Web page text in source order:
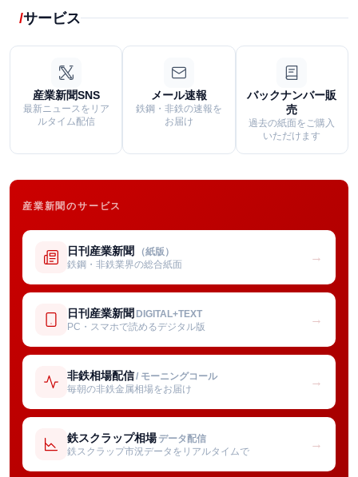
サービス
産業新聞SNS
最新ニュースをリア
ルタイム配信
メール速報
鉄鋼・非鉄の速報を
お届け
バックナンバー販
売
過去の紙面をご購入
いただけます
産業新聞のサービス
日刊産業新聞 （紙版）
鉄鋼・非鉄業界の総合紙面
→
日刊産業新聞 DIGITAL+TEXT
PC・スマホで読めるデジタル版
→
非鉄相場配信/ モーニングコール
毎朝の非鉄金属相場をお届け
→
鉄スクラップ相場 データ配信
鉄スクラップ市況データをリアルタイムで
→